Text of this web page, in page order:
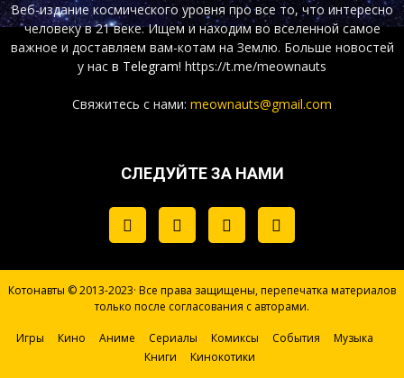
Веб-издание космического уровня про все то, что интересно
человеку в 21 веке. Ищем и находим во вселенной самое
важное и доставляем вам-котам на Землю. Больше новостей
у нас в Telegram! https://t.me/meownauts
Свяжитесь с нами: meownauts@gmail.com
СЛЕДУЙТЕ ЗА НАМИ
Котонавты © 2013-2023· Все права защищены, перепечатка материалов
только после согласования с авторами.
Игры Кино Аниме Сериалы Комиксы События
Музыка
Книги
Кинокотики